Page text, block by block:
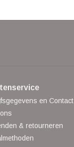
en Contact
& retourneren